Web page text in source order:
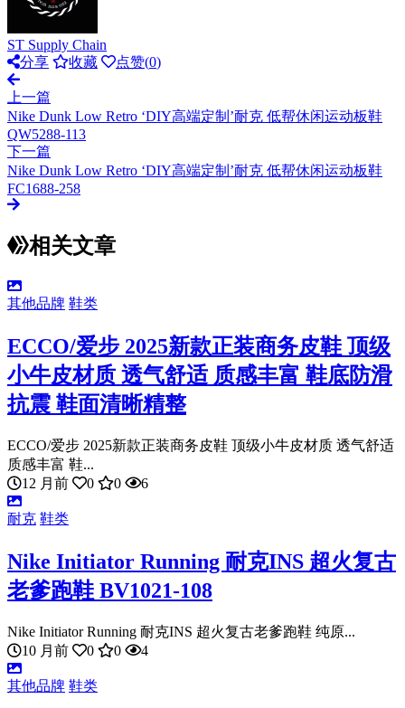
ST Supply Chain
分享
收藏 点赞(0)
上一篇
Nike Dunk Low Retro ‘DIY高端定制’耐克 低帮休闲运动板鞋
QW5288-113
下一篇
Nike Dunk Low Retro ‘DIY高端定制’耐克 低帮休闲运动板鞋
FC1688-258
相关文章
其他品牌 鞋类
ECCO/爱步 2025新款正装商务皮鞋 顶级
小牛皮材质 透气舒适 质感丰富 鞋底防滑
抗震 鞋面清晰精整
ECCO/爱步 2025新款正装商务皮鞋 顶级小牛皮材质 透气舒适
质感丰富 鞋...
12 月前
0 0 6
耐克 鞋类
Nike Initiator Running 耐克INS 超火复古
老爹跑鞋 BV1021-108
Nike Initiator Running 耐克INS 超火复古老爹跑鞋 纯原...
10 月前
0 0 4
其他品牌 鞋类